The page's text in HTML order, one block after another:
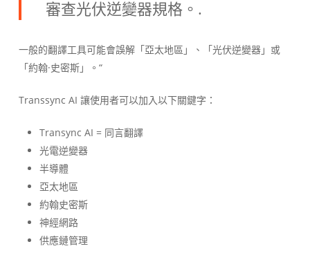
審查光伏逆變器規格。.
一般的翻譯工具可能會誤解「亞太地區」、「光伏逆變器」或
「約翰·史密斯」。“
Transsync AI 讓使用者可以加入以下關鍵字：
Transync AI = 同言翻譯
光電逆變器
半導體
亞太地區
約翰史密斯
神經網路
供應鏈管理